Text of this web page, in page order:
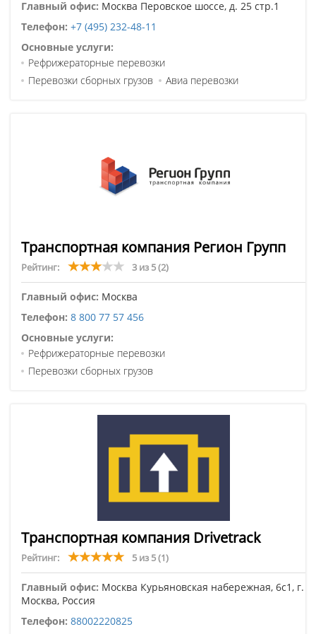
Главный офис: Москва Перовское шоссе, д. 25 стр.1
Телефон: +7 (495) 232-48-11
Основные услуги:
Рефрижераторные перевозки
Перевозки сборных грузов
Авиа перевозки
Транспортная компания Регион Групп
Рейтинг: 3 из 5(2)
Главный офис: Москва
Телефон: 8 800 77 57 456
Основные услуги:
Рефрижераторные перевозки
Перевозки сборных грузов
Транспортная компания Drivetrack
Рейтинг: 5 из 5(1)
Главный офис: Москва Курьяновская набережная, 6с1, г.
Москва, Россия
Телефон: 88002220825